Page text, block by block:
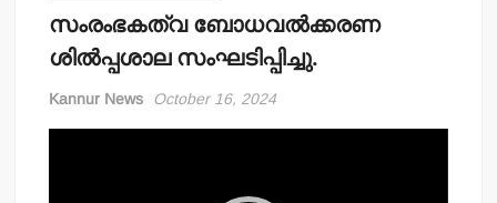
സംരംഭകത്വ ബോധവല്‍ക്കരണ
ശില്‍പ്പശാല സംഘടിപ്പിച്ചു.
Kannur News October 16, 2024